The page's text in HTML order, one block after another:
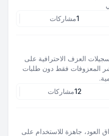
1مشاركات
العزف الاحترافية على
المعزوفات فقط دون طلبات
12مشاركات
العود، جاهزة للاستخدام على